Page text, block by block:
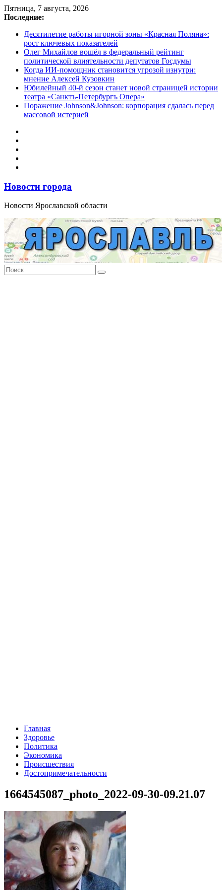
Перейти
к
Пятница, 7 августа, 2026
Последние:
Десятилетие работы игорной зоны «Красная Поляна»:
рост ключевых показателей
Олег Михайлов вошёл в федеральный рейтинг
политической влиятельности депутатов Госдумы
Когда ИИ-помощник становится угрозой изнутри:
мнение Алексей Кузовкин
Юбилейный 40-й сезон станет новой страницей истории
театра «Санктъ-Петербургъ Опера»
Поражение Johnson&Johnson: корпорация сдалась перед
массовой истерией
Новости города
Новости Ярославской области
Главная
Здоровье
Политика
Экономика
Происшествия
Достопримечательности
1664545087_photo_2022-09-30-09.21.07